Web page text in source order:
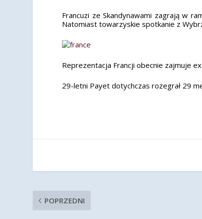
Francuzi ze Skandynawami zagrają w
Natomiast towarzyskie spotkanie z
Reprezentacja Francji obecnie zajmuje
29-letni Payet dotychczas rozegrał 29
POPRZEDNI